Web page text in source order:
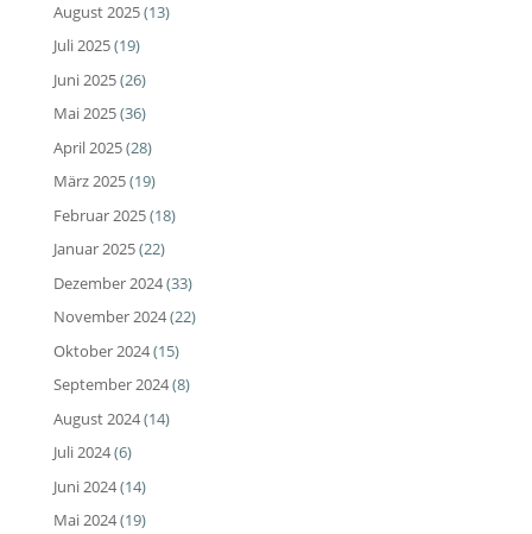
August 2025(13)
Juli 2025(19)
Juni 2025(26)
Mai 2025(36)
April 2025(28)
März 2025(19)
Februar 2025(18)
Januar 2025(22)
Dezember 2024(33)
November 2024(22)
Oktober 2024(15)
September 2024(8)
August 2024(14)
Juli 2024(6)
Juni 2024(14)
Mai 2024(19)